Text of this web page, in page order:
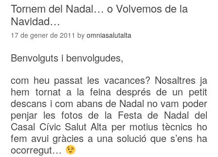
Tornem del Nadal… o Volvemos de la
Navidad…
17 de gener de 2011 byomniasalutalta
Benvolguts i benvolgudes,
com heu passat les vacances? Nosaltres ja
hem tornat a la feina després de un petit
descans i com abans de Nadal no vam poder
penjar les fotos de la Festa de Nadal del
Casal Cívic Salut Alta per motius tècnics ho
fem avui gràcies a una solució que s’ens ha
ocorregut…